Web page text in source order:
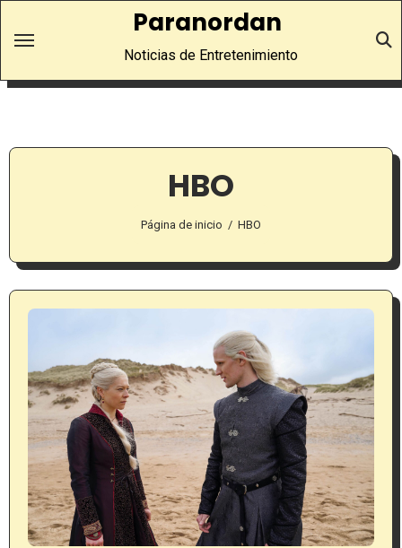
Paranordan
Noticias de Entretenimiento
HBO
Página de inicio HBO